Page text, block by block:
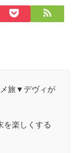
旅▼デヴィが
を楽しくする